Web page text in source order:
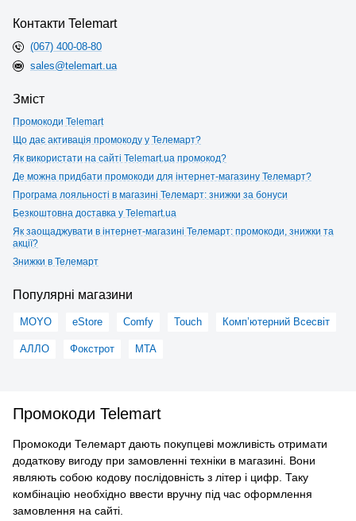
Промокоди Telemart
Промокоди Телемарт дають покупцеві можливість отримати
додаткову вигоду при замовленні техніки в магазині. Вони
являють собою кодову послідовність з літер і цифр. Таку
комбінацію необхідно ввести вручну під час оформлення
замовлення на сайті.
Контакти Telemart
(067) 400-08-80
sales@telemart.ua
Зміст
Промокоди Telemart
Що дає активація промокоду у Телемарт?
Як використати на сайті Telemart.ua промокод?
Де можна придбати промокоди для інтернет-магазину Телемарт?
Програма лояльності в магазині Телемарт: знижки за бонуси
Безкоштовна доставка у Telemart.ua
Як заощаджувати в інтернет-магазині Телемарт: промокоди, знижки та
акції?
Знижки в Телемарт
Популярні магазини
MOYO eStore Comfy Touch Комп’ютерний Всесвіт
АЛЛО Фокстрот MTA